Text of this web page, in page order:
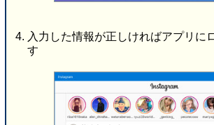
入力した情報が正しければアプリに
す